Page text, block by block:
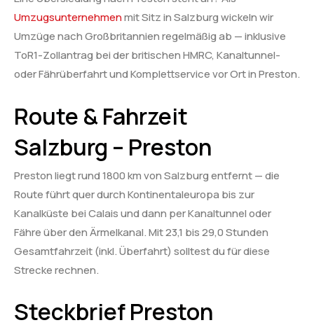
Umzugsunternehmenmit Sitz in Salzburg wickeln wir
Umzüge nach Großbritannien regelmäßig ab — inklusive
ToR1-Zollantrag bei der britischen HMRC, Kanaltunnel-
oder Fährüberfahrt und Komplettservice vor Ort in Preston.
Route & Fahrzeit
Salzburg – Preston
Preston liegt rund 1800 km von Salzburg entfernt — die
Route führt quer durch Kontinentaleuropa bis zur
Kanalküste bei Calais und dann per Kanaltunnel oder
Fähre über den Ärmelkanal. Mit 23,1 bis 29,0 Stunden
Gesamtfahrzeit (inkl. Überfahrt) solltest du für diese
Strecke rechnen.
Steckbrief Preston